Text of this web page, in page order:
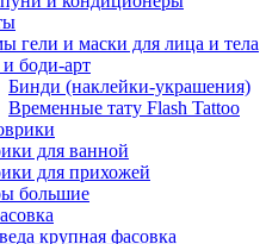
гели и маски для лица и тела
боди-арт
Бинди (наклейки-украшения)
Временные тату Flash Tattoo
для ванной
для прихожей
большие
крупная фасовка